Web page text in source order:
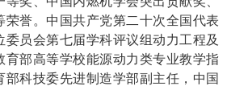
荣誉。中国共产党第二十次全国代表
委员会第七届学科评议组动力工程及
育部高等学校能源动力类专业教学指
科技委先进制造学部副主任，中国